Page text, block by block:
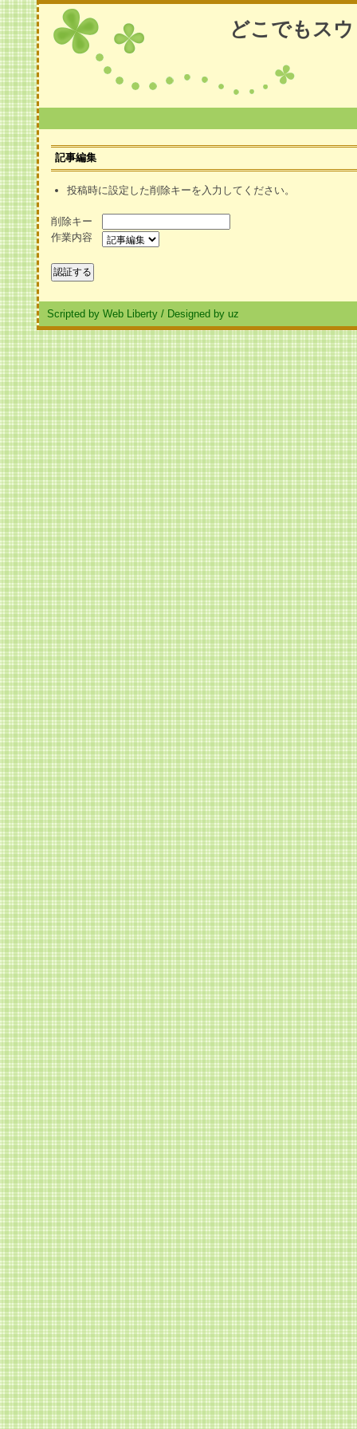
どこでもス
記事編集
投稿時に設定した削除キーを入力してください。
削除キー
作業内容
Scripted by Web Liberty / Designed by uz